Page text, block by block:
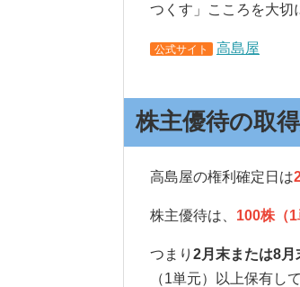
つくす」こころを大切
公式サイト 高島屋
株主優待の取
高島屋の権利確定日は
株主優待は、 100株（
つまり 2月末または8月
（1単元）以上保有し